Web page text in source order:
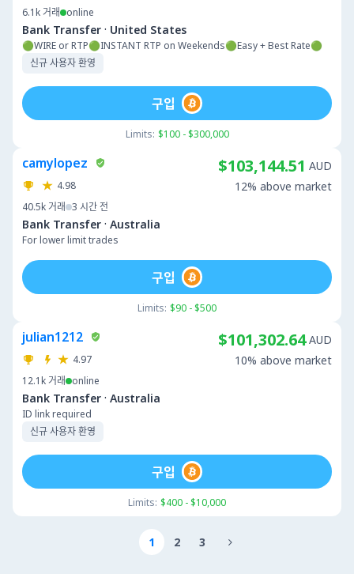
6.1k 거래 online
Bank Transfer · United States
🟢WIRE or RTP🟢INSTANT RTP on Weekends🟢Easy + Best Rate🟢
신규 사용자 환영
Limits: $100 - $300,000
구입
camylopez
4.98
40.5k 거래 3 시간 전
Bank Transfer · Australia
For lower limit trades
$103,144.51 AUD
12% above market
Limits: $90 - $500
구입
julian1212
4.97
12.1k 거래 online
Bank Transfer · Australia
ID link required
신규 사용자 환영
$101,302.64 AUD
10% above market
Limits: $400 - $10,000
구입
1 2 3 